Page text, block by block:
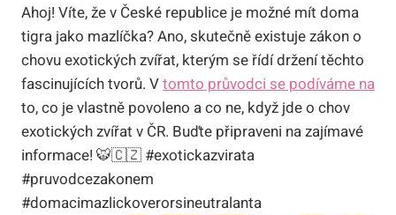
Ahoj! Víte, že v České republice je možné mít doma
tigra jako mazlíčka? Ano, skutečně existuje zákon o
chovu exotických zvířat, kterým se řídí držení těchto
fascinujících tvorů. Vtomto průvodci se podíváme na
to, co je vlastně povoleno a co ne, když jde o chov
exotických zvířat v ČR. Buďte připraveni na zajímavé
informace! 🐯🇨🇿 #exotickazvirata
#pruvodcezakonem
#domacimazlickoverorsineutralanta